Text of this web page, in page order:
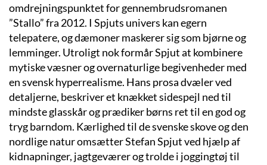
omdrejningspunktet for gennembrudsromanen
”Stallo” fra 2012. I Spjuts univers kan egern
telepatere, og dæmoner maskerer sig som bjørne og
lemminger. Utroligt nok formår Spjut at kombinere
mytiske væsner og overnaturlige begivenheder med
en svensk hyperrealisme. Hans prosa dvæler ved
detaljerne, beskriver et knækket sidespejl ned til
mindste glasskår og prædiker børns ret til en god og
tryg barndom. Kærlighed til de svenske skove og den
nordlige natur omsætter Stefan Spjut ved hjælp af
kidnapninger, jagtgeværer og trolde i joggingtøj til